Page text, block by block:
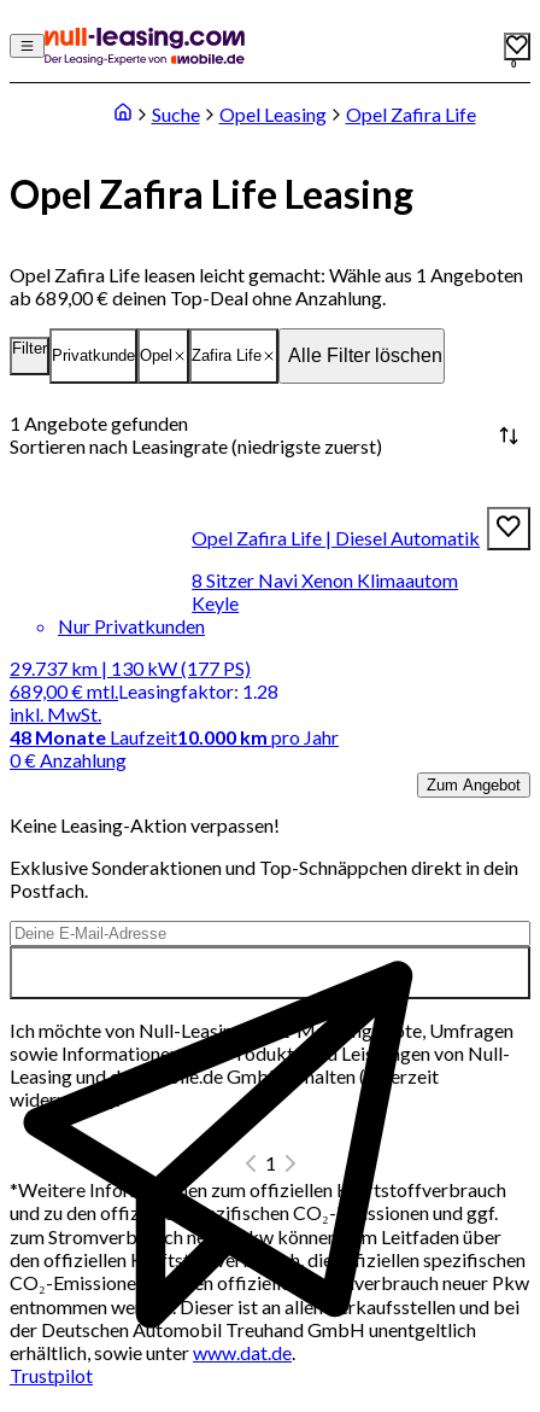
0
Suche Opel Leasing Opel Zafira Life
Opel Zafira Life Leasing
Opel Zafira Life leasen leicht gemacht: Wähle aus 1 Angeboten
ab 689,00 € deinen Top-Deal ohne Anzahlung.
Filter Privatkunde Opel Zafira Life Alle Filter löschen
1 Angebote gefunden
Sortieren nach Leasingrate (niedrigste zuerst)
Opel Zafira Life | Diesel Automatik
8 Sitzer Navi Xenon Klimaautom
Keyle
Nur Privatkunden
29.737 km | 130 kW (177 PS)
689,00 €mtl.
inkl. MwSt.
Leasingfaktor: 1.28
48 Monate Laufzeit10.000 km pro Jahr
0 € Anzahlung
Zum Angebot
Keine Leasing-Aktion verpassen!
Exklusive Sonderaktionen und Top-Schnäppchen direkt in dein
Postfach.
Ich möchte von Null-Leasing per E-Mail Angebote, Umfragen
sowie Informationen über Produkte und Leistungen von Null-
Leasing und der mobile.de GmbH erhalten (jederzeit
widerrufbar).
1
*Weitere Informationen zum offiziellen Kraftstoffverbrauch
und zu den offiziellen spezifischen CO₂-Emissionen und ggf.
zum Stromverbrauch neuer Pkw können dem Leitfaden über
den offiziellen Kraftstoffverbrauch, die offiziellen spezifischen
CO₂-Emissionen und den offiziellen Stromverbrauch neuer Pkw
entnommen werden. Dieser ist an allen Verkaufsstellen und bei
der Deutschen Automobil Treuhand GmbH unentgeltlich
erhältlich, sowie unterwww.dat.de
Trustpilot